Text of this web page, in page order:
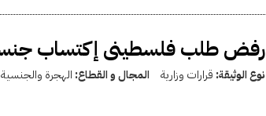
رفض طلب فلسطينى إكتساب
نوع الوثيقة: قرارات وزارية المجال و القطاع: الهجرة والجنسية